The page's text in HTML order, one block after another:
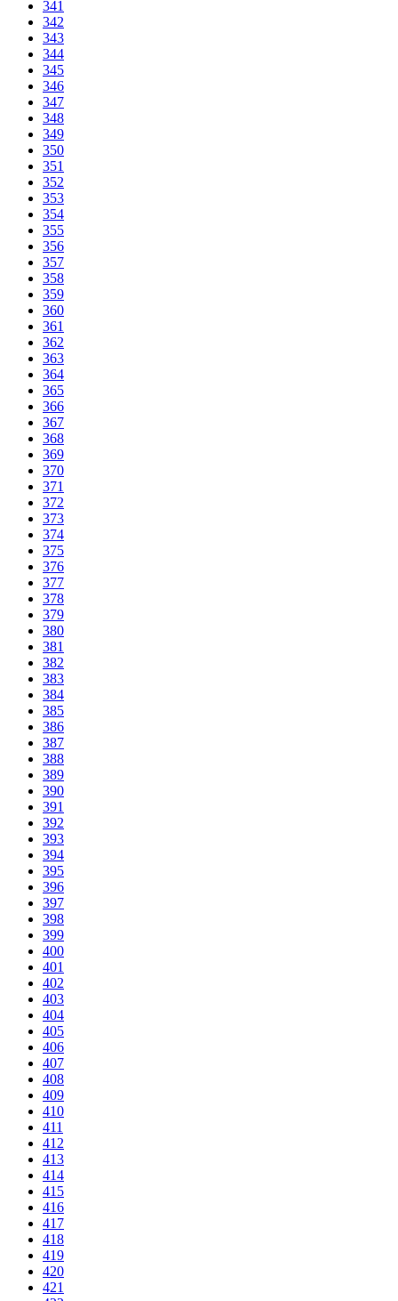
341
342
343
344
345
346
347
348
349
350
351
352
353
354
355
356
357
358
359
360
361
362
363
364
365
366
367
368
369
370
371
372
373
374
375
376
377
378
379
380
381
382
383
384
385
386
387
388
389
390
391
392
393
394
395
396
397
398
399
400
401
402
403
404
405
406
407
408
409
410
411
412
413
414
415
416
417
418
419
420
421